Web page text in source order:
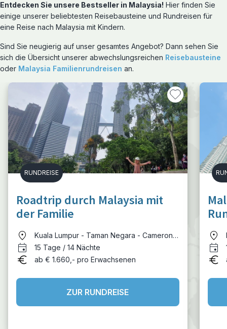
Entdecken Sie unsere Bestseller in Malaysia! Hier finden Sie
einige unserer beliebtesten Reisebausteine und Rundreisen für
eine Reise nach Malaysia mit Kindern.
Sind Sie neugierig auf unser gesamtes Angebot? Dann sehen Sie
sich die Übersicht unserer abwechslungsreichen Reisebausteine
oder Malaysia Familienrundreisen an.
RUNDREISE
Roadtrip durch Malaysia mit
der Familie
Kuala Lumpur - Taman Negara - Cameron
Highlands - Penang - Langkawi
15 Tage / 14 Nächte
ab € 1.660,- pro Erwachsenen
ZUR RUNDREISE